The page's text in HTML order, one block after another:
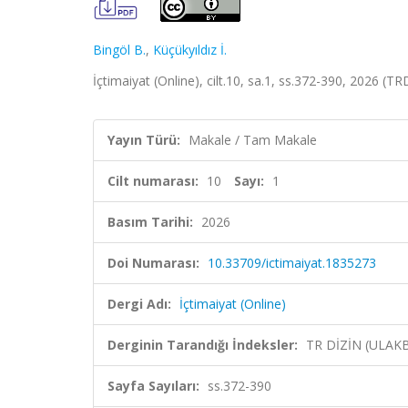
Bingöl B., Küçükyıldız İ.
İçtimaiyat (Online), cilt.10, sa.1, ss.372-390, 2026
Yayın Türü: Makale / Tam Makale
Cilt numarası: 10 Sayı: 1
Basım Tarihi: 2026
Doi Numarası: 10.33709/ictimaiyat.1835273
Dergi Adı: İçtimaiyat (Online)
Derginin Tarandığı İndeksler: TR DİZİN
Sayfa Sayıları: ss.372-390